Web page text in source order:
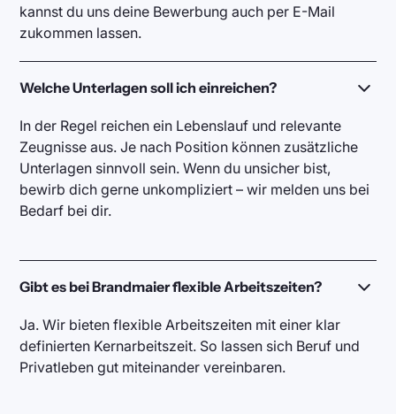
kannst du uns deine Bewerbung auch per E-Mail
zukommen lassen.
Welche Unterlagen soll ich einreichen?
In der Regel reichen ein Lebenslauf und relevante
Zeugnisse aus. Je nach Position können zusätzliche
Unterlagen sinnvoll sein. Wenn du unsicher bist,
bewirb dich gerne unkompliziert – wir melden uns bei
Bedarf bei dir.
Gibt es bei Brandmaier flexible Arbeitszeiten?
Ja. Wir bieten flexible Arbeitszeiten mit einer klar
definierten Kernarbeitszeit. So lassen sich Beruf und
Privatleben gut miteinander vereinbaren.